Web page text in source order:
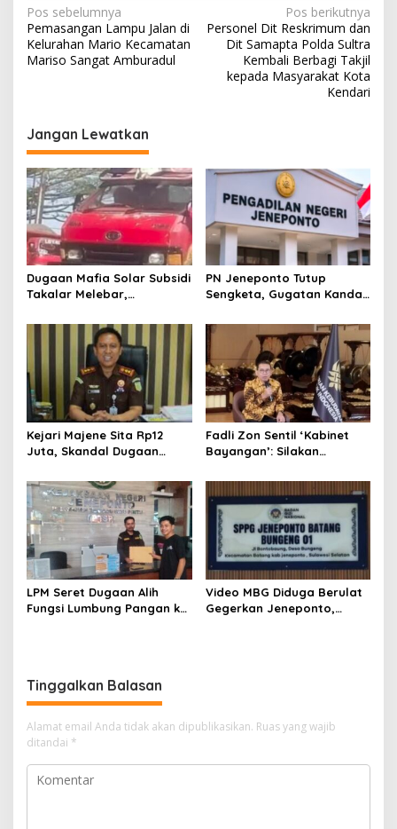
N
a
v
a
s
i
p
o
s
Pos sebelumnya
Pemasangan Lampu Jalan di
Kelurahan Mario Kecamatan
Mariso Sangat Amburadul
Pos berikutnya
Personel Dit Reskrimum dan
Dit Samapta Polda Sultra
Kembali Berbagi Takjil
kepada Masyarakat Kota
Kendari
Jangan Lewatkan
Dugaan Mafia Solar Subsidi
Takalar Melebar,
Muncul
PN Jeneponto Tutup
Sengketa, Gugatan Kandas
Kejari Majene Sita Rp12
Juta, Skandal Dugaan
Mulai Terkuak
Fadli Zon Sentil ‘Kabinet
Bayangan’: Silakan
Sekadar Bayangan
LPM Seret Dugaan Alih
Fungsi Lumbung Pangan ke
Video MBG Diduga Berulat
Gegerkan Jeneponto,
Tinggalkan Balasan
Alamat email Anda tidak akan dipublikasikan. Ruas yang wajib
ditandai *